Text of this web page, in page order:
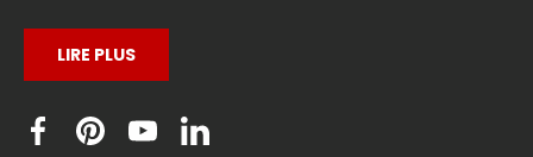
LIRE PLUS
Facebook
PinterestYouTubeLinkedin